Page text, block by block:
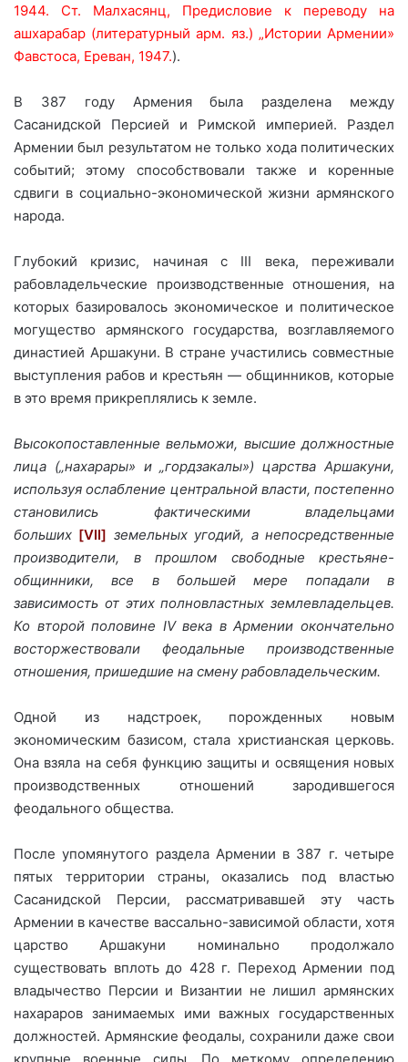
1944. Ст. Малхасянц, Предисловие к переводу на
ашхарабар (литературный арм. яз.) „Истории Армении»
Фавстоса, Ереван, 1947.).
В 387 году Армения была разделена между
Сасанидской Персией и Римской империей. Раздел
Армении был результатом не только хода политических
событий; этому способствовали также и коренные
сдвиги в социально-экономической жизни армянского
народа.
Глубокий кризис, начиная с III века, переживали
рабовладельческие производственные отношения, на
которых базировалось экономическое и политическое
могущество армянского государства, возглавляемого
династией Аршакуни. В стране участились совместные
выступления рабов и крестьян — общинников, которые
в это время прикреплялись к земле.
Высокопоставленные вельможи, высшие должностные
лица („нахарары» и „гордзакалы») царства Аршакуни,
используя ослабление центральной власти, постепенно
становились фактическими владельцами
больших [VII] земельных угодий, а непосредственные
производители, в прошлом свободные крестьяне-
общинники, все в большей мере попадали в
зависимость от этих полновластных землевладельцев.
Ко второй половине IV века в Армении окончательно
восторжествовали феодальные производственные
отношения, пришедшие на смену рабовладельческим.
Одной из надстроек, порожденных новым
экономическим базисом, стала христианская церковь.
Она взяла на себя функцию защиты и освящения новых
производственных отношений зародившегося
феодального общества.
После упомянутого раздела Армении в 387 г. четыре
пятых территории страны, оказались под властью
Сасанидской Персии, рассматривавшей эту часть
Армении в качестве вассально-зависимой области, хотя
царство Аршакуни номинально продолжало
существовать вплоть до 428 г. Переход Армении под
владычество Персии и Византии не лишил армянских
нахараров занимаемых ими важных государственных
должностей. Армянские феодалы, сохранили даже свои
крупные военные силы. По меткому определению